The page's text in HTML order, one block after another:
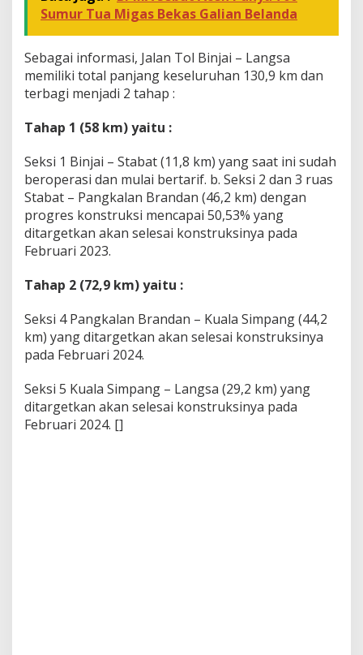
Sumur Tua Migas Bekas Galian Belanda
Sebagai informasi, Jalan Tol Binjai – Langsa
memiliki total panjang keseluruhan 130,9 km dan
terbagi menjadi 2 tahap :
Tahap 1 (58 km) yaitu :
Seksi 1 Binjai – Stabat (11,8 km) yang saat ini sudah
beroperasi dan mulai bertarif. b. Seksi 2 dan 3 ruas
Stabat – Pangkalan Brandan (46,2 km) dengan
progres konstruksi mencapai 50,53% yang
ditargetkan akan selesai konstruksinya pada
Februari 2023.
Tahap 2 (72,9 km) yaitu :
Seksi 4 Pangkalan Brandan – Kuala Simpang (44,2
km) yang ditargetkan akan selesai konstruksinya
pada Februari 2024.
Seksi 5 Kuala Simpang – Langsa (29,2 km) yang
ditargetkan akan selesai konstruksinya pada
Februari 2024. []